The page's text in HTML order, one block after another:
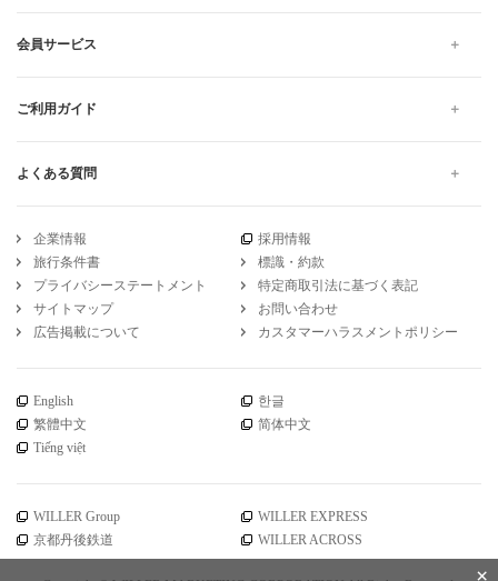
会員サービス
ご利用ガイド
よくある質問
企業情報
採用情報
旅行条件書
標識・約款
プライバシーステートメント
特定商取引法に基づく表記
サイトマップ
お問い合わせ
広告掲載について
カスタマーハラスメントポリシー
English
한글
繁體中文
简体中文
Tiếng việt
WILLER Group
WILLER EXPRESS
京都丹後鉄道
WILLER ACROSS
×